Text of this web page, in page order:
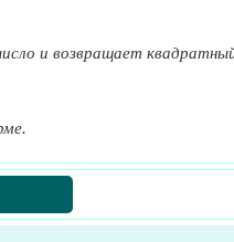
и возвращает квадратный